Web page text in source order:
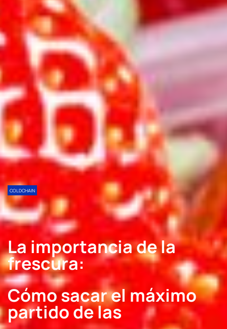
COLDCHAIN
La importancia de la
frescura:
Cómo sacar el máximo
partido de las